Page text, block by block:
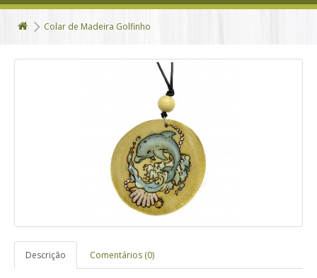
Colar de Madeira Golfinho
Descrição Comentários (0)